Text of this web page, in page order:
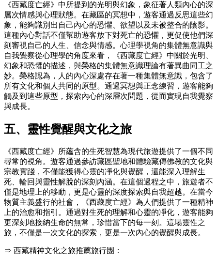
《西藏度亡經》中所提到的光明與幻象，象征著人類內心的深
層次情感與心理狀態。在藏區的冥想中，遊客通過反思這些幻
象，能夠識別出自己內心的恐懼、欲望以及未被整合的陰影。
這種內心對話不僅幫助遊客放下對死亡的恐懼，更促使他們深
刻審視自己的人生、信念與情感。心理學視角的集體無意識與
自我覺察從心理學的角度來看，《西藏度亡經》中關於光明、
幻象和恐懼的描述，與榮格的集體無意識理論有著異曲同工之
妙。榮格認為，人的內心深處存在著一種集體無意識，包含了
所有文化和個人共同的原型。通過冥想與正念練習，遊客能夠
觸及到這些原型，探索內心的深層次問題，從而實現自我覺察
與成長。
五、靈性覺醒與文化之旅
《西藏度亡經》所蘊含的生死智慧為現代旅遊提供了一個不同
尋常的視角。遊客通過參訪藏區聖地和體驗藏傳佛教的文化與
宗教實踐，不僅能獲得心靈的凈化與覺醒，還能深入理解生
死、輪回與靈性解脫的深刻內涵。在這個過程之中，旅遊者不
僅是地理上的移動，更是心靈的深度探索與自我超越。在當今
物質主義盛行的社會，《西藏度亡經》為人們提供了一種精神
上的治愈和指引。通過對生死的理解和心靈的凈化，遊客能夠
更深刻地接納生命的無常，珍惜當下的每一刻。這場靈性之
旅，不僅是一次文化的探索，更是一次內心的覺醒與成長。
⇒ 西藏精神文化之旅推薦旅行團：